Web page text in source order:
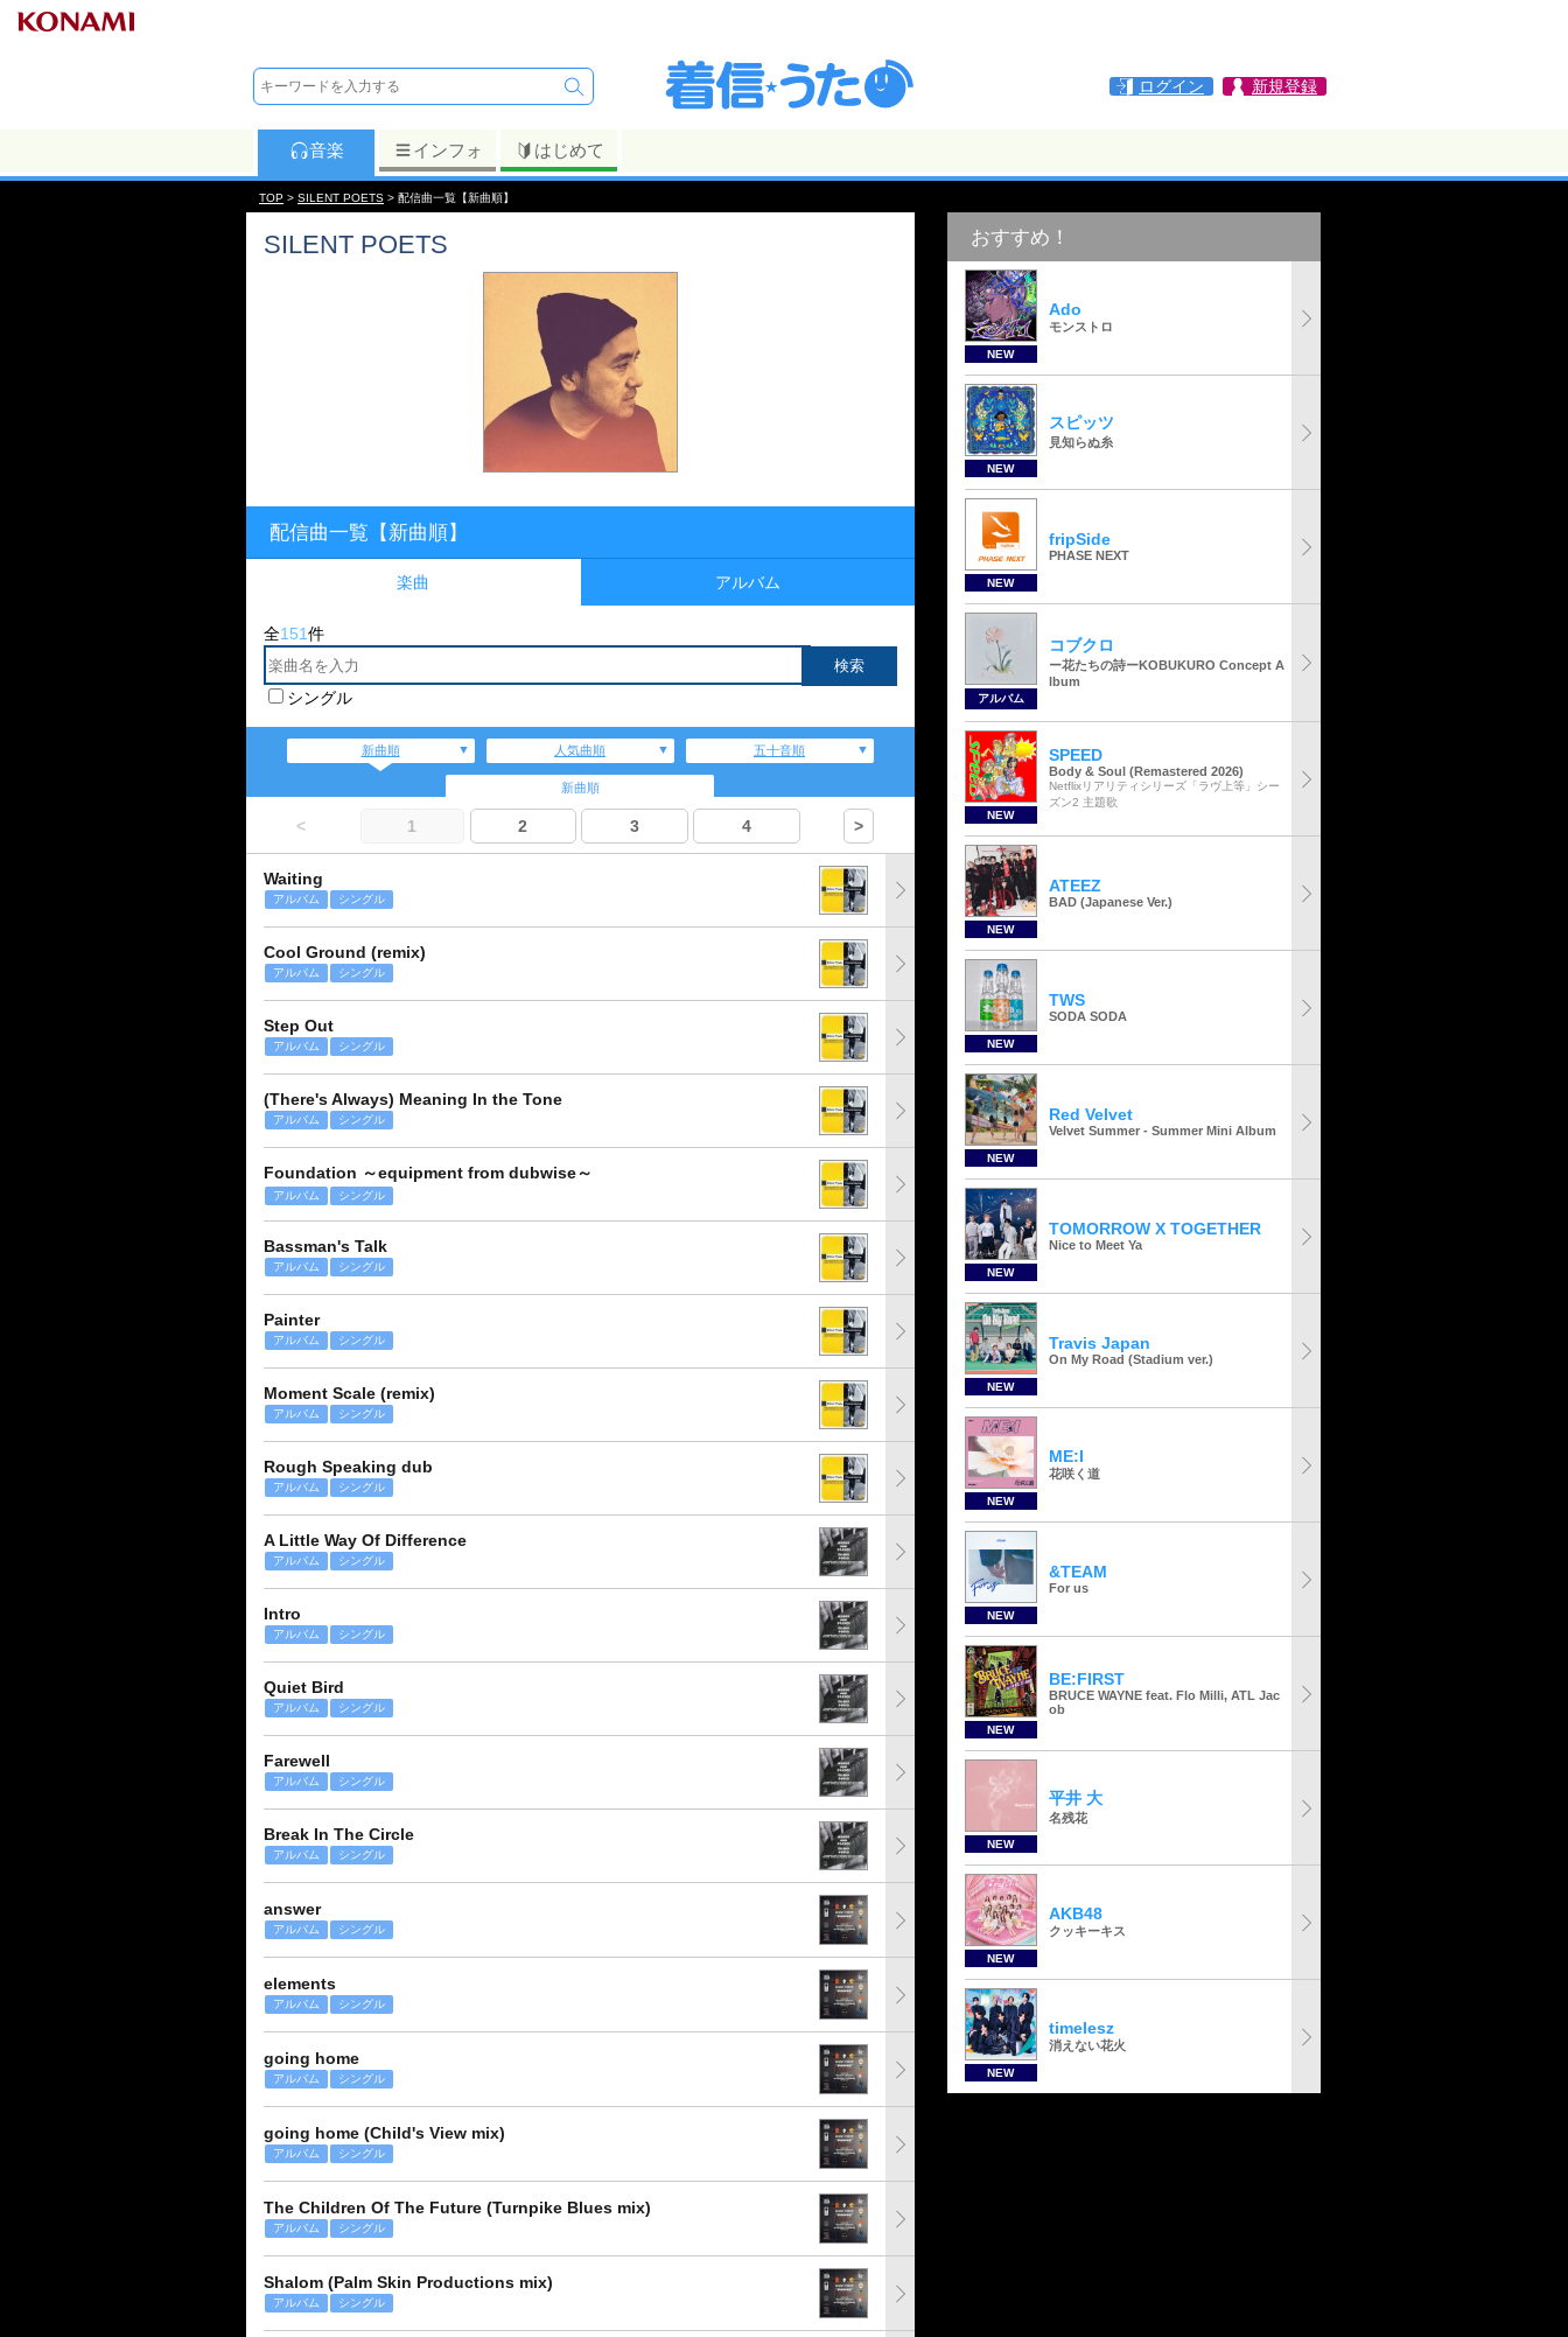
ログイン 新規登録
音楽 インフォ はじめて
TOP > SILENT POETS > 配信曲一覧【新曲順】
SILENT POETS
配信曲一覧【新曲順】
楽曲 アルバム
全151件
シングル
新曲順 人気曲順 五十音順
新曲順
< 1 2 3 4 >
Waiting
アルバム シングル
Cool Ground (remix)
アルバム シングル
Step Out
アルバム シングル
(There's Always) Meaning In the Tone
アルバム シングル
Foundation ～equipment from dubwise～
アルバム シングル
Bassman's Talk
アルバム シングル
Painter
アルバム シングル
Moment Scale (remix)
アルバム シングル
Rough Speaking dub
アルバム シングル
A Little Way Of Difference
アルバム シングル
Intro
アルバム シングル
Quiet Bird
アルバム シングル
Farewell
アルバム シングル
Break In The Circle
アルバム シングル
answer
アルバム シングル
elements
アルバム シングル
going home
アルバム シングル
going home (Child's View mix)
アルバム シングル
The Children Of The Future (Turnpike Blues mix)
アルバム シングル
Shalom (Palm Skin Productions mix)
アルバム シングル
おすすめ！
NEW
Ado
モンストロ
NEW
スピッツ
見知らぬ糸
NEW
fripSide
PHASE NEXT
アルバム
コブクロ
ー花たちの詩ーKOBUKURO Concept A
lbum
NEW
SPEED
Body & Soul (Remastered 2026)
Netflixリアリティシリーズ「ラヴ上等」シー
ズン2 主題歌
NEW
ATEEZ
BAD (Japanese Ver.)
NEW
TWS
SODA SODA
NEW
Red Velvet
Velvet Summer - Summer Mini Album
NEW
TOMORROW X TOGETHER
Nice to Meet Ya
NEW
Travis Japan
On My Road (Stadium ver.)
NEW
ME:I
花咲く道
NEW
&TEAM
For us
NEW
BE:FIRST
BRUCE WAYNE feat. Flo Milli, ATL Jac
ob
NEW
平井 大
名残花
NEW
AKB48
クッキーキス
NEW
timelesz
消えない花火